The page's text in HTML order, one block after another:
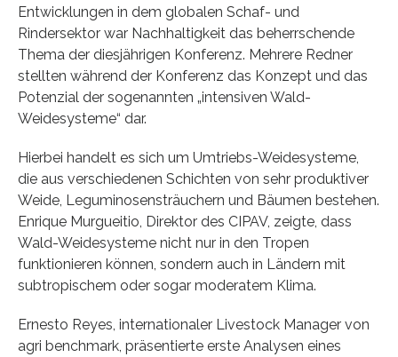
Entwicklungen in dem globalen Schaf- und
Rindersektor war Nachhaltigkeit das beherrschende
Thema der diesjährigen Konferenz. Mehrere Redner
stellten während der Konferenz das Konzept und das
Potenzial der sogenannten „intensiven Wald-
Weidesysteme“ dar.
Hierbei handelt es sich um Umtriebs-Weidesysteme,
die aus verschiedenen Schichten von sehr produktiver
Weide, Leguminosensträuchern und Bäumen bestehen.
Enrique Murgueitio, Direktor des CIPAV, zeigte, dass
Wald-Weidesysteme nicht nur in den Tropen
funktionieren können, sondern auch in Ländern mit
subtropischem oder sogar moderatem Klima.
Ernesto Reyes, internationaler Livestock Manager von
agri benchmark, präsentierte erste Analysen eines